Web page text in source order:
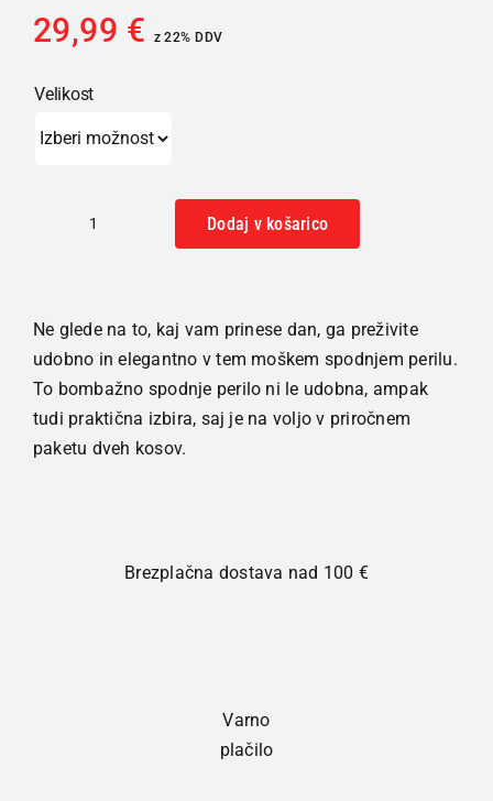
29,99 € z 22% DDV
Velikost
2-
kos
Bela
količina
Dodaj v košarico
Ne glede na to, kaj vam prinese dan, ga preživite
udobno in elegantno v tem moškem spodnjem perilu.
To bombažno spodnje perilo ni le udobna, ampak
tudi praktična izbira, saj je na voljo v priročnem
paketu dveh kosov.
Brezplačna dostava nad 100 €
Varno
plačilo